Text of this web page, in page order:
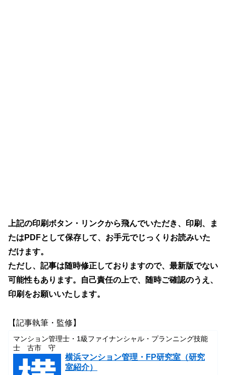
上記の印刷ボタン・リンクから飛んでいただき、印刷、ま
たはPDFとして保存して、お手元でじっくりお読みいた
だけます。
ただし、記事は随時修正しておりますので、最新版でない
可能性もあります。自己責任の上で、随時ご確認のうえ、
印刷をお願いいたします。
【記事執筆・監修】
マンション管理士・1級ファイナンシャル・プランニング技能
士 古市 守
横浜マンション管理・FP研究室（研究
室紹介）